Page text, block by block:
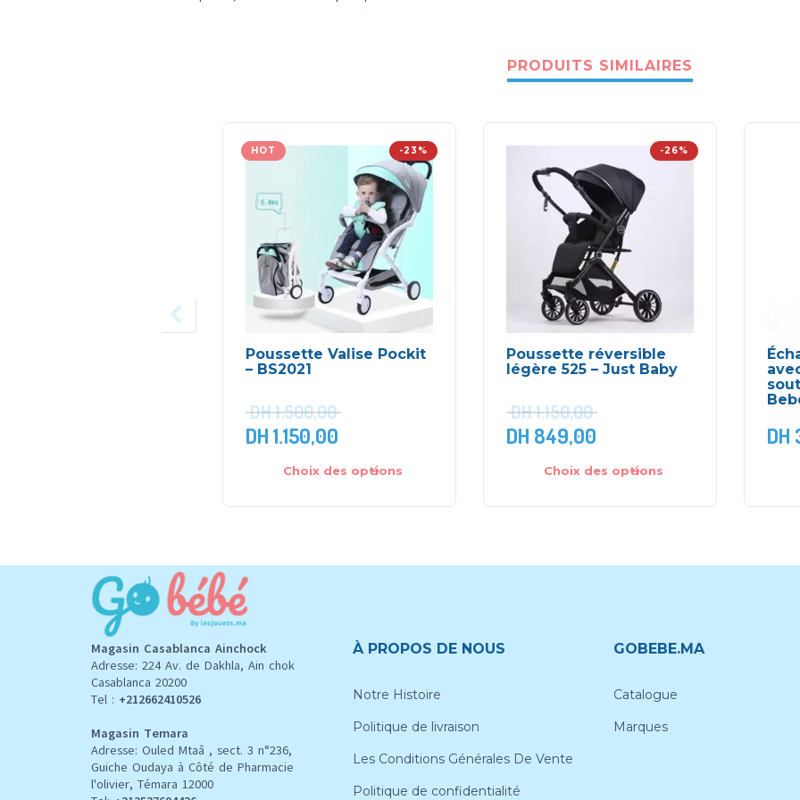
PRODUITS SIMILAIRES
-23%
HOT
Poussette Valise Pockit
– BS2021
DH1.500,00
DH1.150,00
Choix des options
-26%
Poussette réversible
légère 525 – Just Baby
DH1.150,00
DH 849,00
Choix des options
DH
Magasin Casablanca Ainchock
Adresse: 224 Av. de Dakhla, Ain chok
Casablanca 20200
Tel : +212662410526
Magasin Temara
Adresse: Ouled Mtaâ , sect. 3 n°236,
Guiche Oudaya à Côté de Pharmacie
l'olivier, Témara 12000
À PROPOS DE NOUS
Notre Histoire
Politique de livraison
Les Conditions Générales De Vente
Politique de confidentialité
GOBEBE.MA
Catalogue
Marques